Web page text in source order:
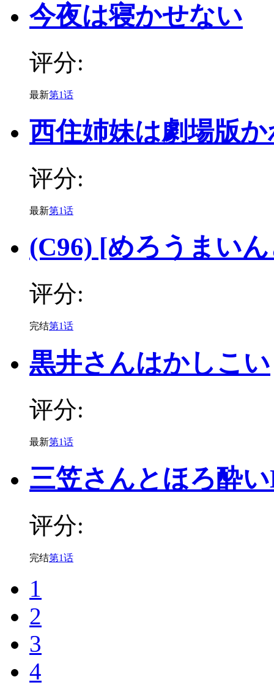
今夜は寝かせない
评分:
最新第1话
西住姉妹は劇場版
评分:
最新第1话
(C96) [めろうまい
评分:
完结第1话
黒井さんはかしこい
评分:
最新第1话
三笠さんとほろ酔
评分:
完结第1话
1
2
3
4